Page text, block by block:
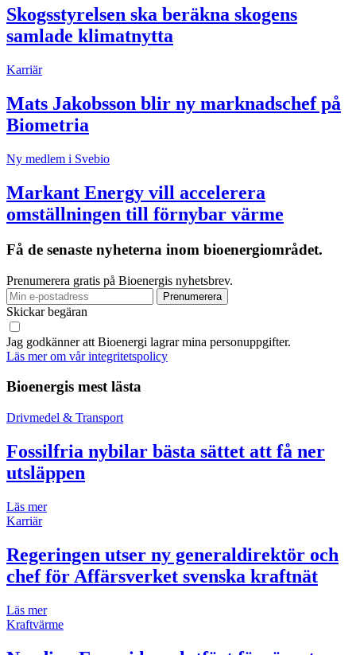
Skogsstyrelsen ska beräkna skogens
samlade klimatnytta
Karriär
Mats Jakobsson blir ny marknadschef på
Biometria
Ny medlem i Svebio
Markant Energy vill accelerera
omställningen till förnybar värme
Få de senaste nyheterna inom bioenergiområdet.
Prenumerera gratis på Bioenergis nyhetsbrev.
Skickar begäran
Jag godkänner att Bioenergi lagrar mina personuppgifter.
Läs mer om vår integritetspolicy
Bioenergis mest lästa
Drivmedel & Transport
Fossilfria nybilar bästa sättet att få ner
utsläppen
Läs mer
Karriär
Regeringen utser ny generaldirektör och
chef för Affärsverket svenska kraftnät
Läs mer
Kraftvärme